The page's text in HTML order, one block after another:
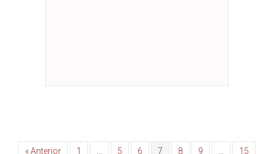
« Anterior 1 5 6 7 8 9 15